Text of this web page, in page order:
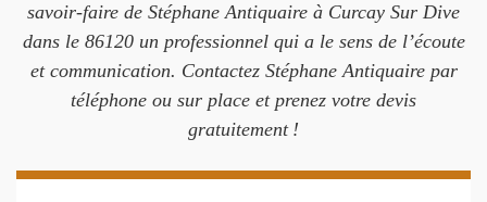
savoir-faire de Stéphane Antiquaire à Curcay Sur Dive
dans le 86120 un professionnel qui a le sens de l’écoute
et communication. Contactez Stéphane Antiquaire par
téléphone ou sur place et prenez votre devis
gratuitement !